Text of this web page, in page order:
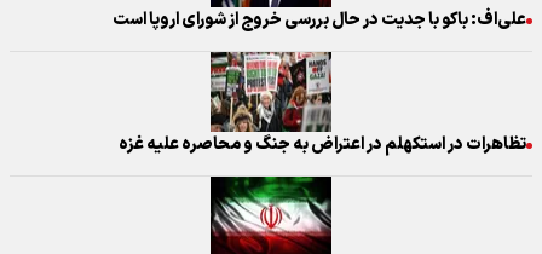
علی‌اف: باکو با جدیت در حال بررسی خروج از شورای اروپا است
تظاهرات در استکهلم در اعتراض به جنگ و محاصره علیه غزه